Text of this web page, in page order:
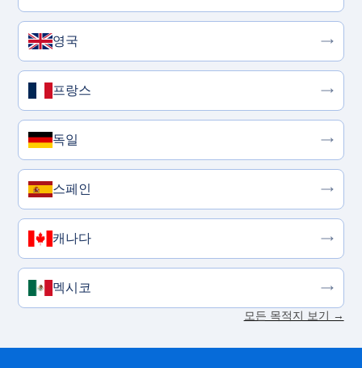
영국
프랑스
독일
스페인
캐나다
멕시코
모든 목적지 보기 →